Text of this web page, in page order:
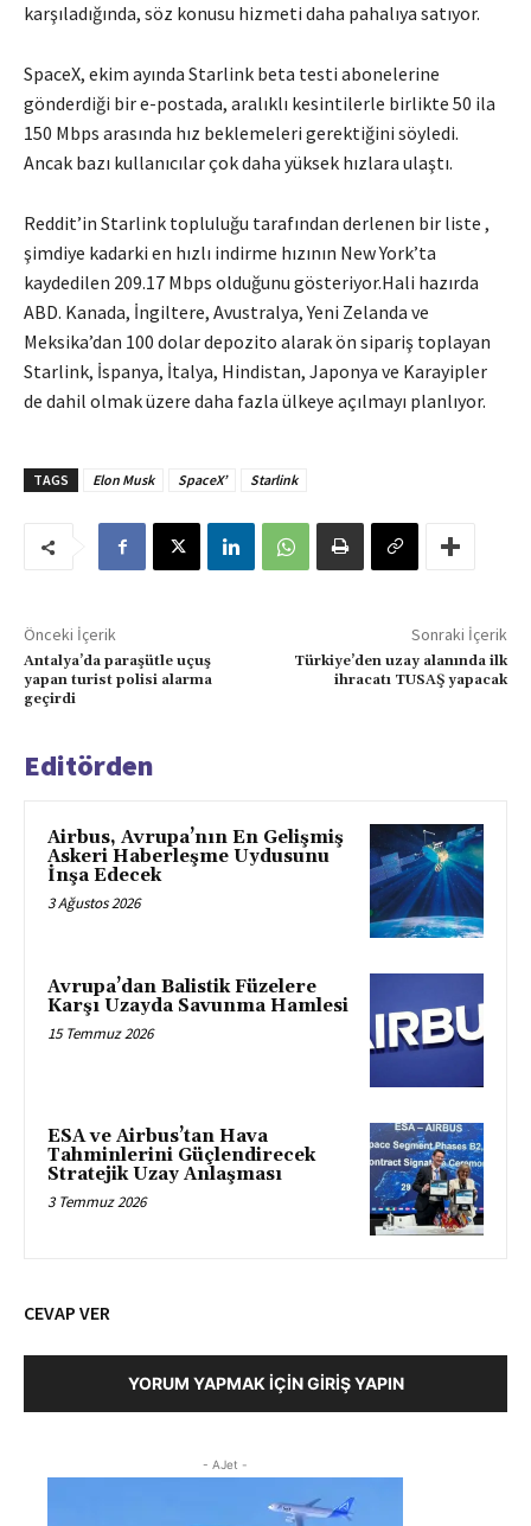
karşıladığında, söz konusu hizmeti daha pahalıya satıyor.
SpaceX, ekim ayında Starlink beta testi abonelerine
gönderdiği bir e-postada, aralıklı kesintilerle birlikte 50 ila
150 Mbps arasında hız beklemeleri gerektiğini söyledi.
Ancak bazı kullanıcılar çok daha yüksek hızlara ulaştı.
Reddit’in Starlink topluluğu tarafından derlenen bir liste ,
şimdiye kadarki en hızlı indirme hızının New York’ta
kaydedilen 209.17 Mbps olduğunu gösteriyor.Hali hazırda
ABD. Kanada, İngiltere, Avustralya, Yeni Zelanda ve
Meksika’dan 100 dolar depozito alarak ön sipariş toplayan
Starlink, İspanya, İtalya, Hindistan, Japonya ve Karayipler
de dahil olmak üzere daha fazla ülkeye açılmayı planlıyor.
TAGS Elon Musk SpaceX’ Starlink
Önceki İçerik
Antalya’da paraşütle uçuş
yapan turist polisi alarma
geçirdi
Sonraki İçerik
Türkiye’den uzay alanında ilk
ihracatı TUSAŞ yapacak
Editörden
Airbus, Avrupa’nın En Gelişmiş
Askeri Haberleşme Uydusunu
İnşa Edecek
3 Ağustos 2026
Avrupa’dan Balistik Füzelere
Karşı Uzayda Savunma Hamlesi
15 Temmuz 2026
ESA ve Airbus’tan Hava
Tahminlerini Güçlendirecek
Stratejik Uzay Anlaşması
3 Temmuz 2026
CEVAP VER
YORUM YAPMAK İÇIN GIRIŞ YAPIN
- AJet -